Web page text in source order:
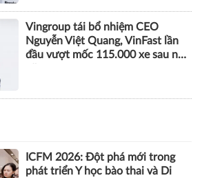
Vingroup tái bổ nhiệm CEO
Nguyễn Việt Quang, VinFast lần
đầu vượt mốc 115.000 xe sau nửa
ICFM 2026: Đột phá mới trong
phát triển Y học bào thai và Di